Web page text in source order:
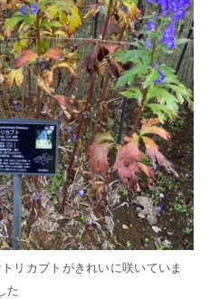
リカブトがきれいに咲いていま
た